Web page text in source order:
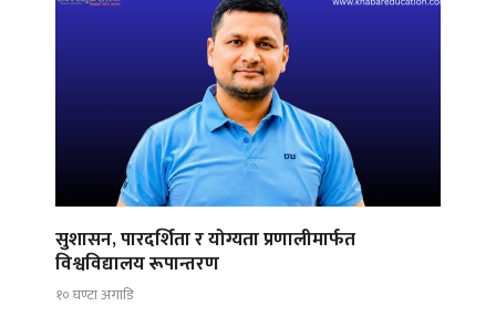
सुशासन, पारदर्शिता र योग्यता प्रणालीमार्फत
विश्वविद्यालय रूपान्तरण
१० घण्टा अगाडि